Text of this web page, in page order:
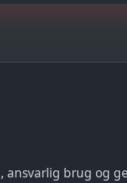
brug og